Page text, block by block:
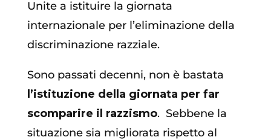
Unite a istituire la giornata
internazionale per l’eliminazione della
discriminazione razziale.
Sono passati decenni, non è bastata
l’istituzione della giornata per far
scomparire il razzismo. Sebbene la
situazione sia migliorata rispetto al